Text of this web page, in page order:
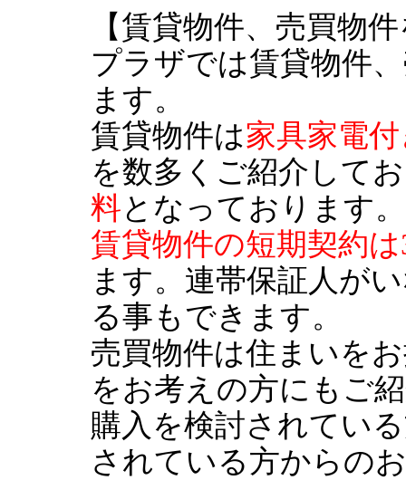
【賃貸物件、売買物
プラザでは賃貸物件
ます。
賃貸物件は家具家電
を数多くご紹介して
料となっております。
賃貸物件の短期契約
ます。連帯保証人が
る事もできます。
売買物件は住まいを
をお考えの方にもご
購入を検討されてい
されている方からの